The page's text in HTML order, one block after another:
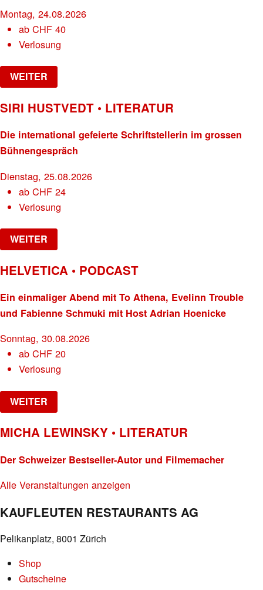
Montag, 24.08.2026
abCHF 40
Verlosung
WEITER
SIRI HUSTVEDT • LITERATUR
Die international gefeierte Schriftstellerin im grossen
Bühnengespräch
Dienstag, 25.08.2026
abCHF 24
Verlosung
WEITER
HELVETICA • PODCAST
Ein einmaliger Abend mit To Athena, Evelinn Trouble
und Fabienne Schmuki mit Host Adrian Hoenicke
Sonntag, 30.08.2026
abCHF 20
Verlosung
WEITER
MICHA LEWINSKY • LITERATUR
Der Schweizer Bestseller-Autor und Filmemacher
Alle Veranstaltungen anzeigen
KAUFLEUTEN RESTAURANTS AG
Pelikanplatz, 8001 Zürich
Shop
Gutscheine